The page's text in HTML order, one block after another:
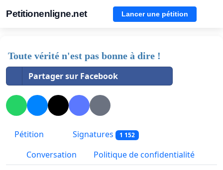
Petitionenligne.net Lancer une pétition
Toute vérité n'est pas bonne à dire !
Partager sur Facebook
Pétition Signatures 1 152
Conversation Politique de confidentialité